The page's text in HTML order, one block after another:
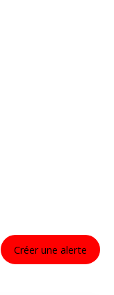
Créer une alerte